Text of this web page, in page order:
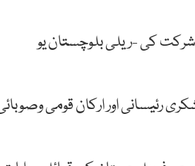
شرکت کی -ریلی بلوچستان یو
رئیسانی اور ارکان قومی